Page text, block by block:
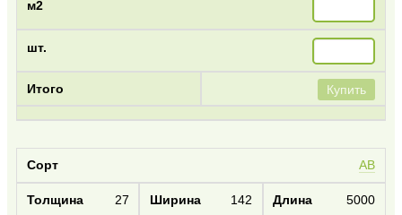
Купить
AB
27 142 5000